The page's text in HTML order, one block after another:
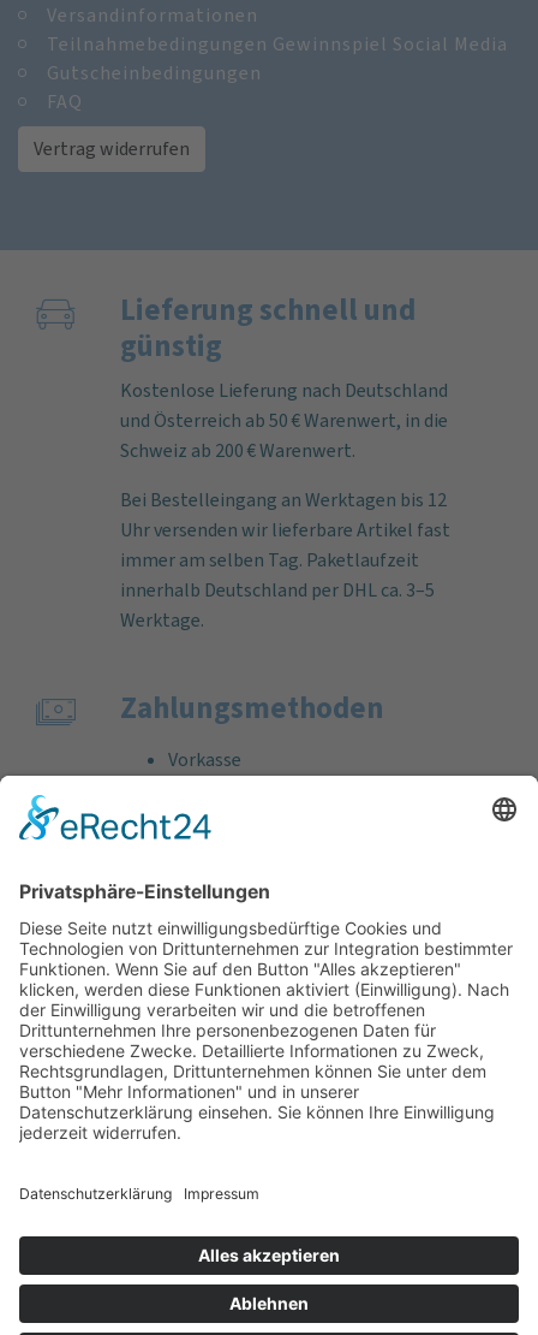
Versandinformationen
Teilnahmebedingungen Gewinnspiel Social Media
Gutscheinbedingungen
FAQ
Vertrag widerrufen
Lieferung schnell und
günstig
Kostenlose Lieferung nach Deutschland
und Österreich ab 50 € Warenwert, in die
Schweiz ab 200 € Warenwert.
Bei Bestelleingang an Werktagen bis 12
Uhr versenden wir lieferbare Artikel fast
immer am selben Tag. Paketlaufzeit
innerhalb Deutschland per DHL ca. 3–5
Werktage.
Zahlungs­methoden
Vorkasse
Bankeinzug
Kreditkarte (VISA & MasterCard)
Support
Kostenlose Beratung vor und nach dem
Kauf!
Qualität